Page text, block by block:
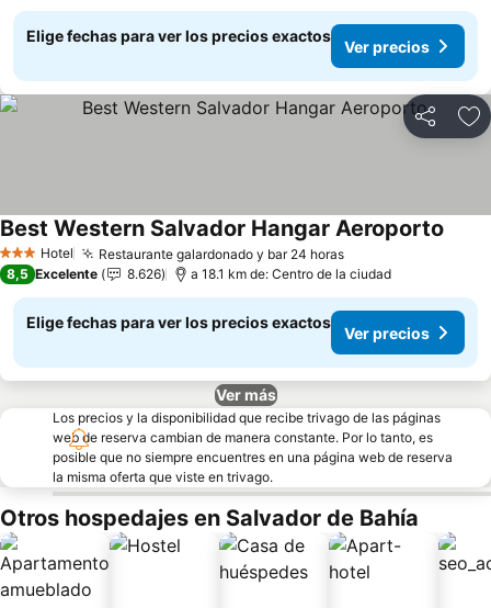
Elige fechas para ver los precios exactos
Ver precios
Compartir
3 Estrellas
Hotel Restaurante galardonado y bar 24 horasVer precios
Best Western Salvador Hangar Aeroporto
8,5 Excelente 8.626 a 18.1 km de: Centro de la ciudad
Elige fechas para ver los precios exactos
Ver precios
Ver más
Los precios y la disponibilidad que recibe trivago de las páginas
web de reserva cambian de manera constante. Por lo tanto, es
posible que no siempre encuentres en una página web de reserva
la misma oferta que viste en trivago.
Otros hospedajes en Salvador de Bahía